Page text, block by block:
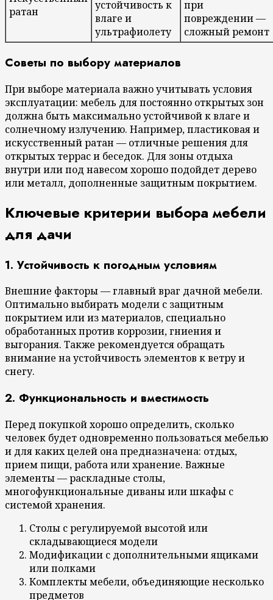
ратан
устойчивость к
влаге и
ультрафиолету
при
повреждении —
сложный ремонт
Советы по выбору материалов
При выборе материала важно учитывать условия
эксплуатации: мебель для постоянно открытых зон
должна быть максимально устойчивой к влаге и
солнечному излучению. Например, пластиковая и
искусственный ратан — отличные решения для
открытых террас и беседок. Для зоны отдыха
внутри или под навесом хорошо подойдет дерево
или металл, дополненные защитным покрытием.
Ключевые критерии выбора мебели
для дачи
1. Устойчивость к погодным условиям
Внешние факторы — главный враг дачной мебели.
Оптимально выбирать модели с защитным
покрытием или из материалов, специально
обработанных против коррозии, гниения и
выгорания. Также рекомендуется обращать
внимание на устойчивость элементов к ветру и
снегу.
2. Функциональность и вместимость
Перед покупкой хорошо определить, сколько
человек будет одновременно пользоваться мебелью
и для каких целей она предназначена: отдых,
прием пищи, работа или хранение. Важные
элементы — раскладные столы,
многофункциональные диваны или шкафы с
системой хранения.
Столы с регулируемой высотой или
складывающиеся модели
Модификации с дополнительными ящиками
или полками
Комплекты мебели, объединяющие несколько
предметов